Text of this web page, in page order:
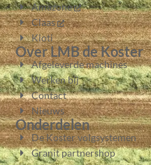
Amazone
Claas
Kioti
Over LMB de Koster
Afgeleverde machines
Werken bij
Contact
Nieuws
Onderdelen
De Koster volgsystemen
Granit partnershop